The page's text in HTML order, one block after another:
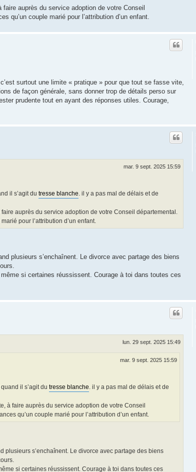
faire auprès du service adoption de votre Conseil
couple marié pour l’attribution d’un enfant.
surtout une limite « pratique » pour que tout se fasse vite,
de façon générale, sans donner trop de détails perso sur
prudente tout en ayant des réponses utiles. Courage,
mar. 9 sept. 2025 15:59
il s’agit du tresse blanche. il y a pas mal de délais et de
faire auprès du service adoption de votre Conseil départemental.
pour l’attribution d’un enfant.
plusieurs s’enchaînent. Le divorce avec partage des biens
si certaines réussissent. Courage à toi dans toutes ces
lun. 29 sept. 2025 15:49
mar. 9 sept. 2025 15:59
il s’agit du tresse blanche. il y a pas mal de délais et de
à faire auprès du service adoption de votre Conseil
qu’un couple marié pour l’attribution d’un enfant.
plusieurs s’enchaînent. Le divorce avec partage des biens
si certaines réussissent. Courage à toi dans toutes ces